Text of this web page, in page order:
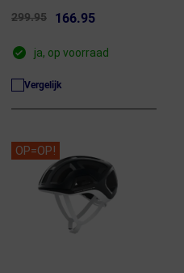
299.95 166.95
ja, op voorraad
Vergelijk
OP=OP!